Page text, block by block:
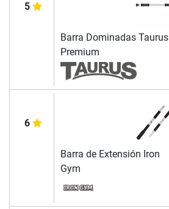
5
Barra Dominadas Taurus
Premium
6
Barra de Extensión Iron
Gym